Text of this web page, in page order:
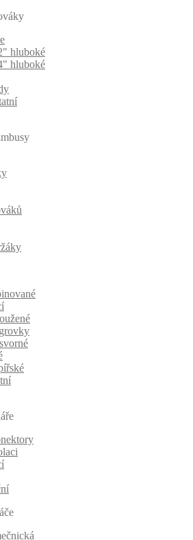
hluboké
hluboké